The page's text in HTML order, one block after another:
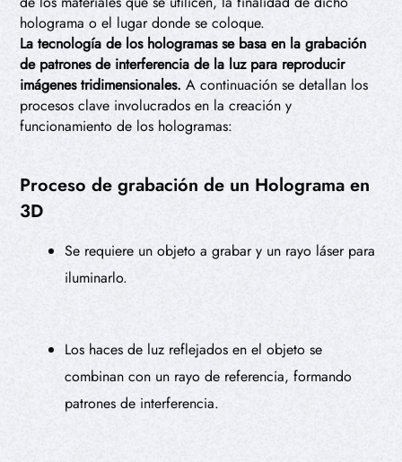
holograma o el lugar donde se coloque.
La tecnología de los hologramas se basa en la grabación
de patrones de interferencia de la luz para reproducir
imágenes tridimensionales. A continuación se detallan los
procesos clave involucrados en la creación y
funcionamiento de los hologramas:
Proceso de grabación de un Holograma en
3D
Se requiere un objeto a grabar y un rayo láser para
iluminarlo.
Los haces de luz reflejados en el objeto se
combinan con un rayo de referencia, formando
patrones de interferencia.